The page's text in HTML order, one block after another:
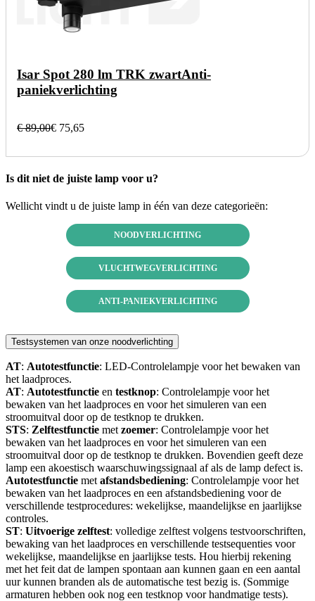
Isar Spot 280 lm TRK zwartAnti-
paniekverlichting
€ 89,00€ 75,65
Is dit niet de juiste lamp voor u?
Wellicht vindt u de juiste lamp in één van deze categorieën:
NOODVERLICHTING
VLUCHTWEGVERLICHTING
ANTI-PANIEKVERLICHTING
Testsystemen van onze noodverlichting
AT: Autotestfunctie: LED-Controlelampje voor het bewaken van
het laadproces.
AT: Autotestfunctie en testknop: Controlelampje voor het
bewaken van het laadproces en voor het simuleren van een
stroomuitval door op de testknop te drukken.
STS: Zelftestfunctie met zoemer: Controlelampje voor het
bewaken van het laadproces en voor het simuleren van een
stroomuitval door op de testknop te drukken. Bovendien geeft deze
lamp een akoestisch waarschuwingssignaal af als de lamp defect is.
Autotestfunctie met afstandsbediening: Controlelampje voor het
bewaken van het laadproces en een afstandsbediening voor de
verschillende testprocedures: wekelijkse, maandelijkse en jaarlijkse
controles.
ST: Uitvoerige zelftest: volledige zelftest volgens testvoorschriften,
bewaking van het laadproces en verschillende testsequenties voor
wekelijkse, maandelijkse en jaarlijkse tests. Hou hierbij rekening
met het feit dat de lampen spontaan aan kunnen gaan en een aantal
uur kunnen branden als de automatische test bezig is. (Sommige
armaturen hebben ook nog een testknop voor handmatige tests).